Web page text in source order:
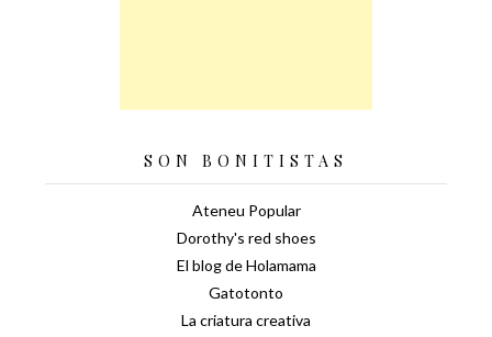
SON BONITISTAS
Ateneu Popular
Dorothy's red shoes
El blog de Holamama
Gatotonto
La criatura creativa